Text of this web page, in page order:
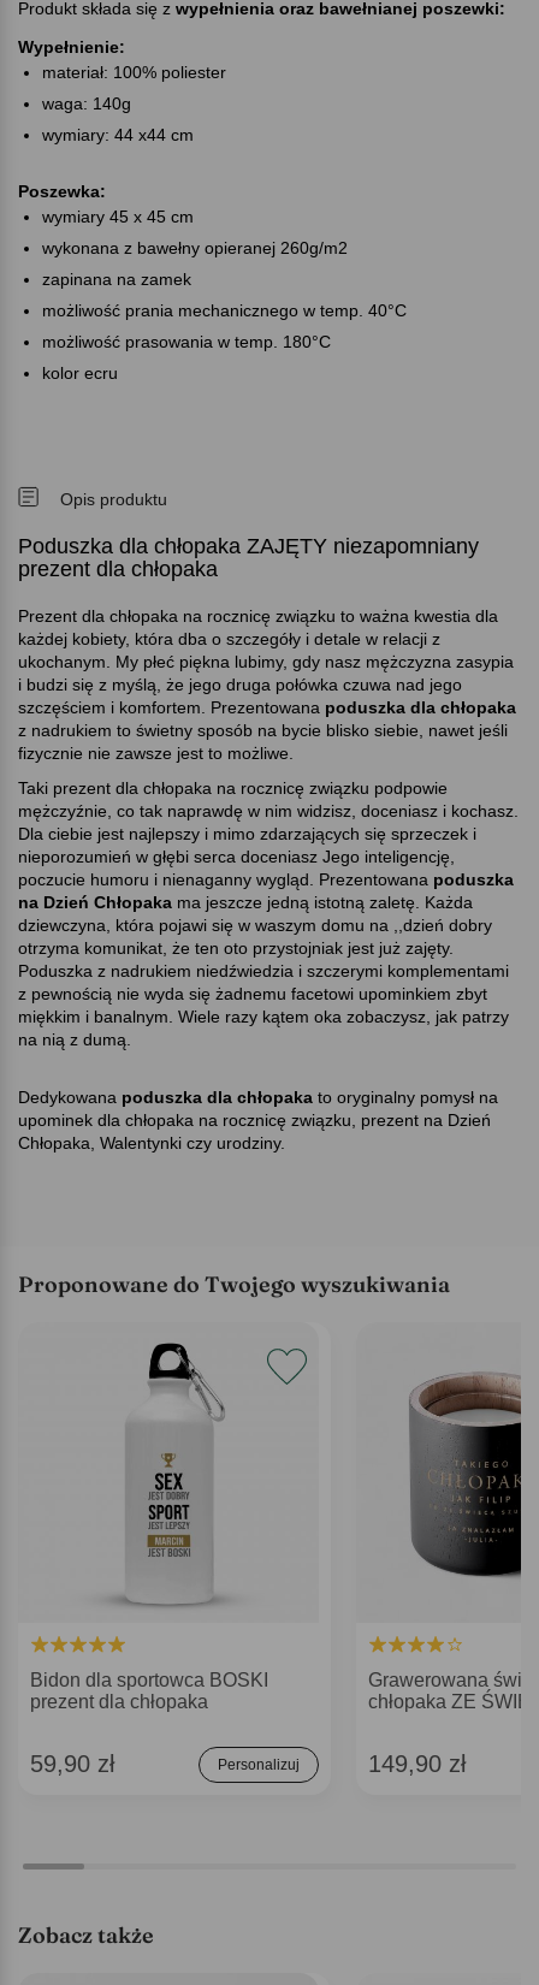
Produkt składa się z wypełnienia oraz bawełnianej poszewki:
Wypełnienie:
materiał: 100% poliester
waga: 140g
wymiary: 44 x44 cm
Poszewka:
wymiary 45 x 45 cm
wykonana z bawełny opieranej 260g/m2
zapinana na zamek
możliwość prania mechanicznego w temp. 40°C
możliwość prasowania w temp. 180°C
kolor ecru
Opis produktu
Poduszka dla chłopaka ZAJĘTY niezapomniany
prezent dla chłopaka
Prezent dla chłopaka na rocznicę związku to ważna kwestia dla
każdej kobiety, która dba o szczegóły i detale w relacji z
ukochanym. My płeć piękna lubimy, gdy nasz mężczyzna zasypia
i budzi się z myślą, że jego druga połówka czuwa nad jego
szczęściem i komfortem. Prezentowana poduszka dla chłopaka
z nadrukiem to świetny sposób na bycie blisko siebie, nawet jeśli
fizycznie nie zawsze jest to możliwe.
Taki prezent dla chłopaka na rocznicę związku podpowie
mężczyźnie, co tak naprawdę w nim widzisz, doceniasz i kochasz.
Dla ciebie jest najlepszy i mimo zdarzających się sprzeczek i
nieporozumień w głębi serca doceniasz Jego inteligencję,
poczucie humoru i nienaganny wygląd. Prezentowana poduszka
na Dzień Chłopaka ma jeszcze jedną istotną zaletę. Każda
dziewczyna, która pojawi się w waszym domu na ,,dzień dobry
otrzyma komunikat, że ten oto przystojniak jest już zajęty.
Poduszka z nadrukiem niedźwiedzia i szczerymi komplementami
z pewnością nie wyda się żadnemu facetowi upominkiem zbyt
miękkim i banalnym. Wiele razy kątem oka zobaczysz, jak patrzy
na nią z dumą.
Dedykowana poduszka dla chłopaka to oryginalny pomysł na
upominek dla chłopaka na rocznicę związku, prezent na Dzień
Chłopaka, Walentynki czy urodziny.
Proponowane do Twojego wyszukiwania
Bidon dla sportowca BOSKI
prezent dla chłopaka
59,90 zł Personalizuj
Grawerowana
chłopaka ZE
149,90 zł
Zobacz także